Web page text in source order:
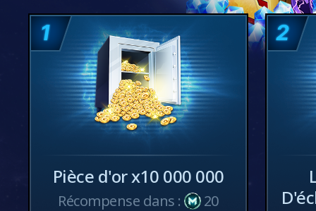
1
Pièce d'or x10 000 000
Récompense dans : 20
2